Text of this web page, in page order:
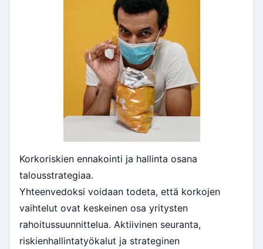
Korkoriskien ennakointi ja hallinta osana
talousstrategiaa.
Yhteenvedoksi voidaan todeta, että korkojen
vaihtelut ovat keskeinen osa yritysten
rahoitussuunnittelua. Aktiivinen seuranta,
riskienhallintatyökalut ja strateginen